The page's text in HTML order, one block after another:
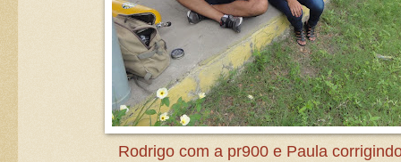
Rodrigo com a pr900 e Paula